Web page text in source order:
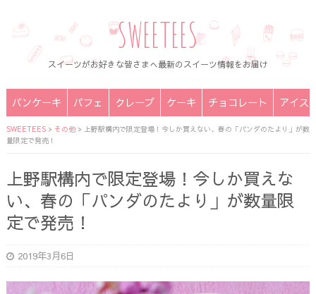
SWEETEES
スイーツがお好きな皆さまへ最新のスイーツ情報をお届け
パンケーキ パフェ クレープ ケーキ チョコレート アイス
SWEETEES> その他> 上野駅構内で限定登場！今しか買えない、春の「パンダのたより」が数
量限定で発売！
上野駅構内で限定登場！今しか買えな
い、春の「パンダのたより」が数量限
定で発売！
2019年3月6日